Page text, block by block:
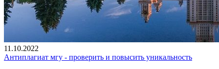
11.10.2022
Антиплагиат мгу - проверить и повысить уникальность